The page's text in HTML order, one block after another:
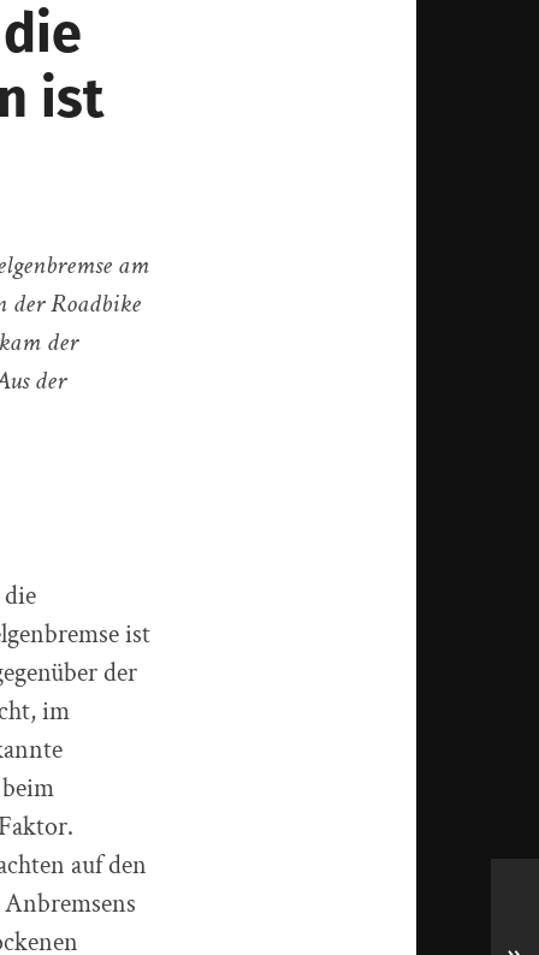
ist
am
der Roadbike
der
der
ist
der
im
auf den